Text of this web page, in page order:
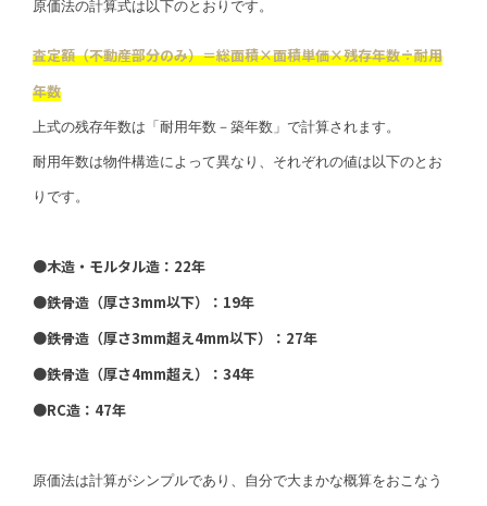
原価法の計算式は以下のとおりです。
査定額（不動産部分のみ）＝総面積×面積単価×残存年数÷耐用
年数
上式の残存年数は「耐用年数－築年数」で計算されます。
耐用年数は物件構造によって異なり、それぞれの値は以下のとお
りです。
●木造・モルタル造：22年
●鉄骨造（厚さ3mm以下）：19年
●鉄骨造（厚さ3mm超え4mm以下）：27年
●鉄骨造（厚さ4mm超え）：34年
●RC造：47年
原価法は計算がシンプルであり、自分で大まかな概算をおこなう